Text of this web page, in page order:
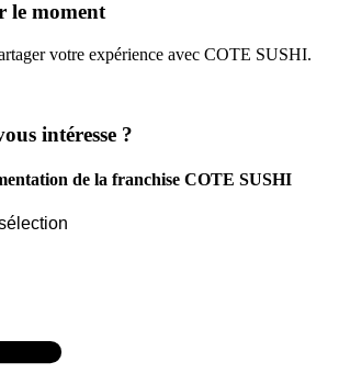
le moment
votre expérience avec COTE SUSHI.
intéresse ?
de la franchise COTE SUSHI